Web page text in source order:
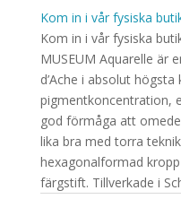
Kom in i vår fysiska
Kom in i vår fysiska
MUSEUM Aquarelle är
d’Ache i absolut
pigmentkoncentration,
god förmåga att
lika bra med torra
hexagonalformad
färgstift. Tillverkade i